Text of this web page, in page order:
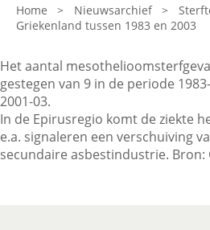
Onze organisatie
Veelgestelde vragen
Contactgegevens
Home > Nieuwsarchief >
Griekenland tussen 1983 en 2003
Het aantal
gestegen van 9 in de periode
2001-03.
In de Epirusregio komt de ziekte
e.a. signaleren een verschuiving
secundaire asbestindustrie. Bron: